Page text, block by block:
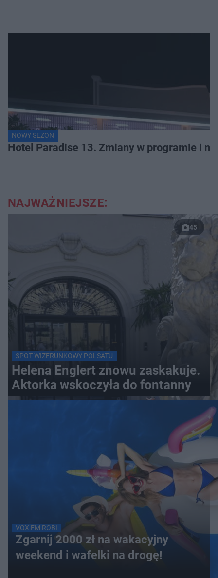
NOWY SEZON
Hotel Paradise 13. Zmiany w programie i
NAJWAŻNIEJSZE:
45
SPOT WIZERUNKOWY POLSATU
Helena Englert znowu zaskakuje.
Aktorka wskoczyła do fontanny
VOX FM ROBI
Zgarnij 2000 zł na wakacyjny
weekend i wafelki na drogę!